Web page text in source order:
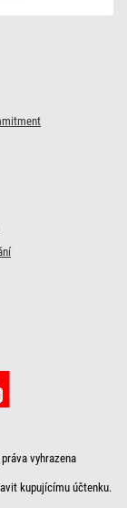
vyhrazena
kupujícímu účtenku.